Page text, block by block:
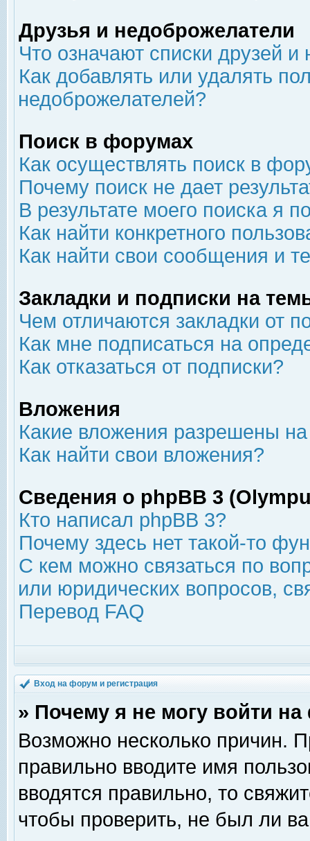
Друзья и недоброжелатели
Что означают списки друзей
Как добавлять или удалять
недоброжелателей?
Поиск в форумах
Как осуществлять поиск в
Почему поиск не дает
В результате моего поиска я
Как найти конкретного
Как найти свои сообщения и
Закладки и подписки на
Чем отличаются закладки от
Как мне подписаться на
Как отказаться от подписки?
Вложения
Какие вложения разрешены
Как найти свои вложения?
Сведения о phpBB 3
Кто написал phpBB 3?
Почему здесь нет такой-то
С кем можно связаться по
или юридических вопросов,
Перевод FAQ
Вход на форум и регистрация
» Почему я не могу войти
Возможно несколько причин.
правильно вводите имя
вводятся правильно, то
чтобы проверить, не был ли